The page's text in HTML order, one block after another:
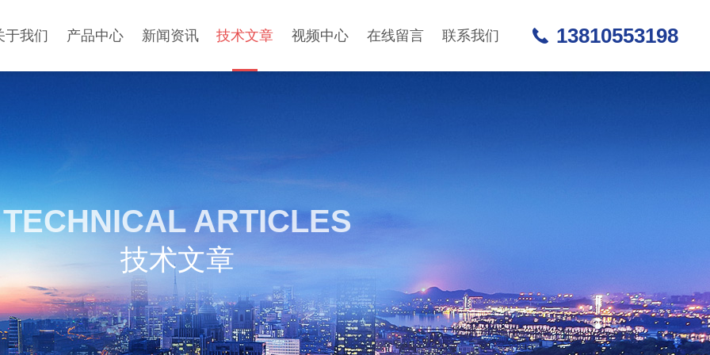
于我们 产品中心 新闻资讯 技术文章 视频中心 在线留言 联系我们 13810553198
TECHNICAL ARTICLES
技术文章